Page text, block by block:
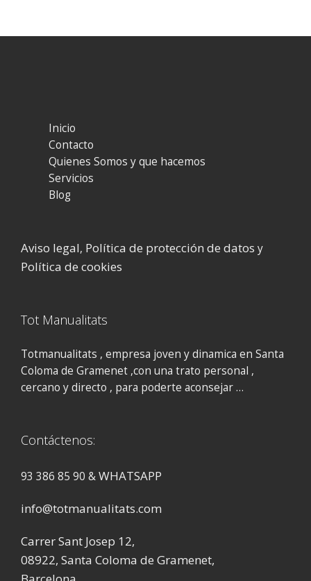
Inicio
Contacto
Quienes Somos y que hacemos
Servicios
Blog
Aviso legal, Política de protección de datos y
Política de cookies
Tot Manualitats
Totmanualitats , empresa joven y dinamica en Santa
Coloma de Gramenet ,con una trato personal ,
cercano y directo , para poderte aconsejar …
Contáctenos:
93 386 85 90 &WHATSAPP
info@totmanualitats.com
Carrer Sant Josep 12,
08922, Santa Coloma de Gramenet,